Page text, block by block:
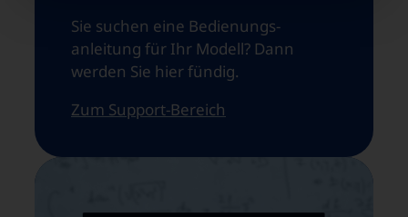
Sie suchen eine Bedienungs­
anleitung für Ihr Modell? Dann
werden Sie hier fündig.
Zum Support-Bereich